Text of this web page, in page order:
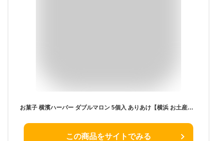
お菓子 横濱ハーバー ダブルマロン 5個入 ありあけ【横浜 お土産】｜横浜ハーバー 横浜 土産 焼菓子 おみやげ お菓子 洋菓子 お返し 挨拶 お礼 スイーツ 日持ち 小分け お返し 挨拶 冬ギフト 定番 帰省土産 お取り寄せ 手土産 贈り物 ギフト お取り寄せグルメ
この商品をサイトでみる